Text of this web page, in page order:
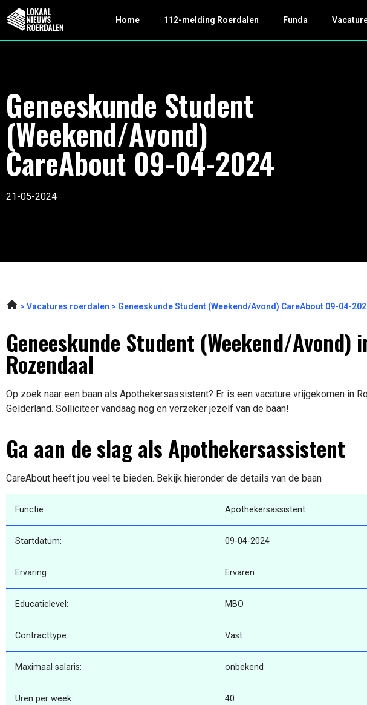
Home 112-melding Roerdalen Funda
Geneeskunde Student
(Weekend/Avond)
CareAbout 09-04-2024
21-05-2024
Vacatures roerdalen Geneeskunde Student (Weekend/Avond) CareAbout 09-04-
Geneeskunde Student (Weekend/Avond)
Rozendaal
Op zoek naar een baan als Apothekersassistent? Er is een vacature vrijgekomen in
Gelderland. Solliciteer vandaag nog en verzeker jezelf van de baan!
Ga aan de slag als Apothekersassistent
CareAbout heeft jou veel te bieden. Bekijk hieronder de details van de baan
Functie: Apothekersassistent
Startdatum: 09-04-2024
Ervaring: Ervaren
Educatielevel: MBO
Contracttype: Vast
Maximaal salaris: onbekend
Uren per week: 40